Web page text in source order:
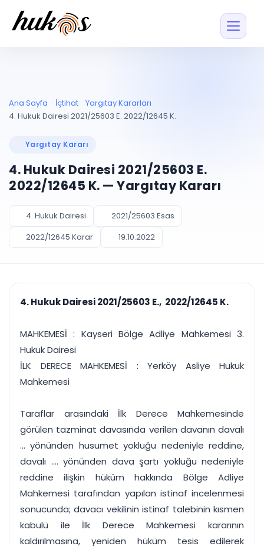
Entegrasyonu
UYAP ile otomatik
UYAP Evrak
Entegrasyonu
UETS Entegrasyonu
Tebligatları anında
Müvekkil ve taraf
Vekalet
PLANLAMA & TAKİP
Pano ve Takip
Duruşma ve görev
takvimi
Bildirim
Süreleri asla kaçırmayın
AKILLI & FİNANS
takibi
rapor
Tek panelde uçtan uca yönetim
UYAP & UETS entegrasyonundan finansa, hepsi bir arada.
Blog
Ücretsiz Başlayın Giriş Yap
Ana Sayfa İçtihat
Yargıtay Kararları
4. Hukuk Dairesi 2021/25603 E. 2022/12645 K.
Yargıtay Kararı
4. Hukuk Dairesi 2021/25603 E.
2022/12645 K. — Yargıtay Kararı
4. Hukuk Dairesi
2021/25603 Esas
2022/12645 Karar
19.10.2022
4. Hukuk Dairesi 2021/25603 E., 2022/12645 K.
MAHKEMESİ : Kayseri Bölge Adliye Mahkemesi 3.
Hukuk Dairesi
İLK DERECE MAHKEMESİ : Yerköy Asliye Hukuk
Mahkemesi
Taraflar arasındaki İlk Derece Mahkemesinde
görülen tazminat davasında verilen davanın davalı
... yönünden husumet yokluğu nedeniyle reddine,
davalı .... yönünden dava şartı yokluğu nedeniyle
reddine ilişkin hüküm hakkında Bölge Adliye
Mahkemesi tarafından yapılan istinaf incelenmesi
sonucunda; davacı vekilinin istinaf talebinin kısmen
kabulü ile İlk Derece Mahkemesi kararının
kaldırılmasına, yeniden hüküm tesis edilerek